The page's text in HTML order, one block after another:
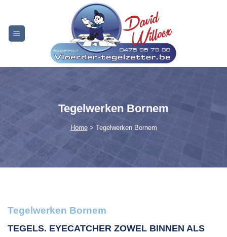
content
Tegelwerken Bornem
Home> Tegelwerken Bornem
Tegelwerken Bornem
TEGELS. EYECATCHER ZOWEL BINNEN ALS